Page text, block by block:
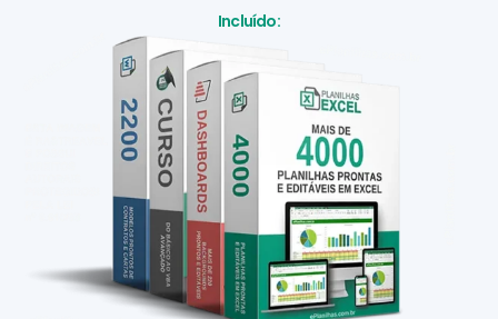
Incluído: